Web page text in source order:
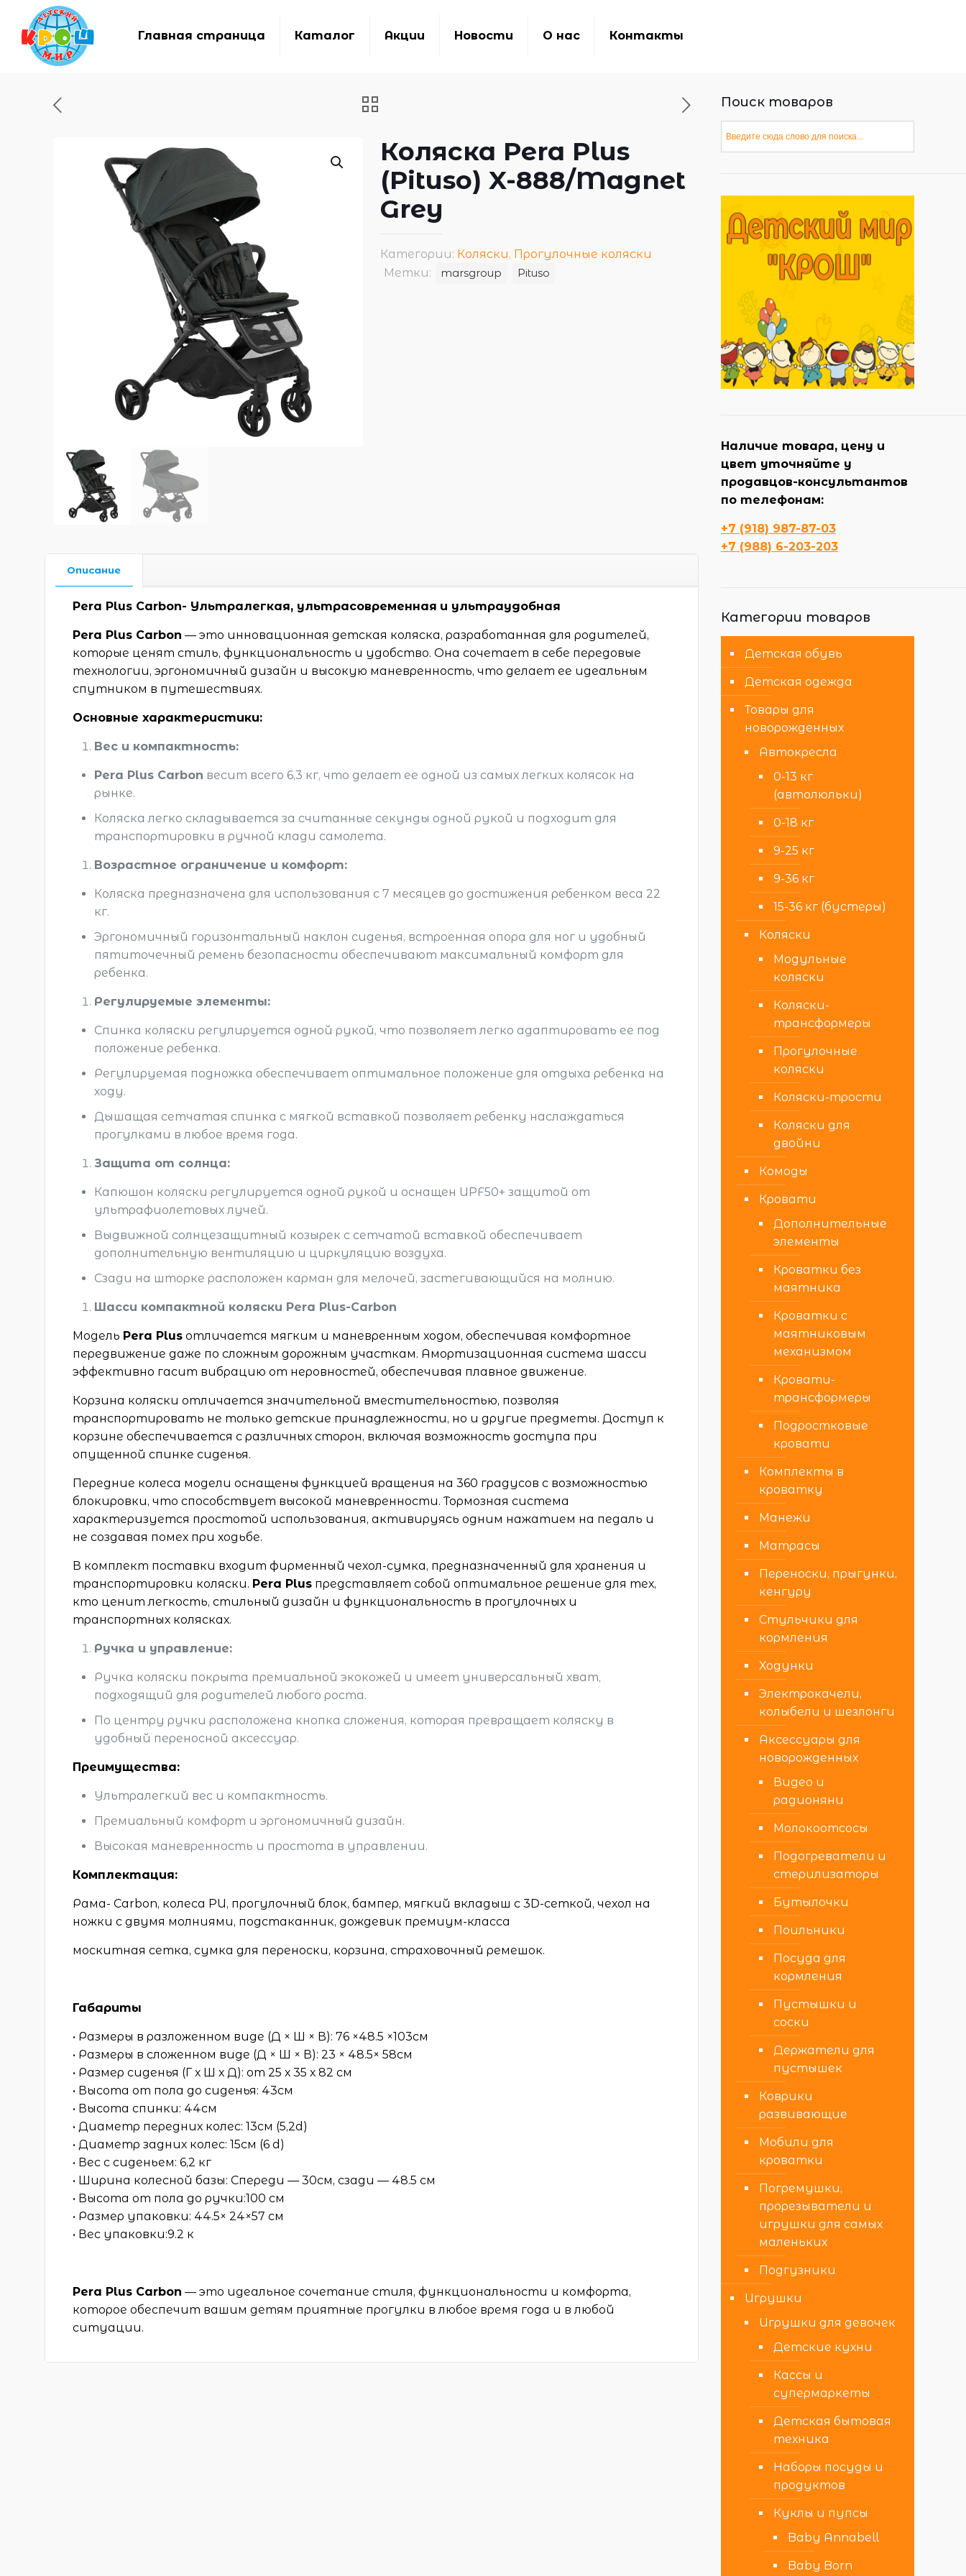
Главная страница Каталог Акции Новости О нас Контакты
Коляска Pera Plus
(Pituso) X-888/Magnet
Grey
Категории: Коляски, Прогулочные коляски
Метки:
marsgroup Pituso
Описание
Pera Plus Carbon- Ультралегкая, ультрасовременная и ультраудобная
Pera Plus Carbon — это инновационная детская коляска, разработанная для родителей,
которые ценят стиль, функциональность и удобство. Она сочетает в себе передовые
технологии, эргономичный дизайн и высокую маневренность, что делает ее идеальным
спутником в путешествиях.
Основные характеристики:
Вес и компактность:
Pera Plus Carbon весит всего 6,3 кг, что делает ее одной из самых легких колясок на
рынке.
Коляска легко складывается за считанные секунды одной рукой и подходит для
транспортировки в ручной клади самолета.
Возрастное ограничение и комфорт:
Коляска предназначена для использования с 7 месяцев до достижения ребенком веса 22
кг.
Эргономичный горизонтальный наклон сиденья, встроенная опора для ног и удобный
пятиточечный ремень безопасности обеспечивают максимальный комфорт для
ребенка.
Регулируемые элементы:
Спинка коляски регулируется одной рукой, что позволяет легко адаптировать ее под
положение ребенка.
Регулируемая подножка обеспечивает оптимальное положение для отдыха ребенка на
ходу.
Дышащая сетчатая спинка с мягкой вставкой позволяет ребенку наслаждаться
прогулками в любое время года.
Защита от солнца:
Капюшон коляски регулируется одной рукой и оснащен UPF50+ защитой от
ультрафиолетовых лучей.
Выдвижной солнцезащитный козырек с сетчатой вставкой обеспечивает
дополнительную вентиляцию и циркуляцию воздуха.
Сзади на шторке расположен карман для мелочей, застегивающийся на молнию.
Шасси компактной коляски Pera Plus-Carbon
Модель Pera Plus отличается мягким и маневренным ходом, обеспечивая комфортное
передвижение даже по сложным дорожным участкам. Амортизационная система шасси
эффективно гасит вибрацию от неровностей, обеспечивая плавное движение.
Корзина коляски отличается значительной вместительностью, позволяя
транспортировать не только детские принадлежности, но и другие предметы. Доступ к
корзине обеспечивается с различных сторон, включая возможность доступа при
опущенной спинке сиденья.
Передние колеса модели оснащены функцией вращения на 360 градусов с возможностью
блокировки, что способствует высокой маневренности. Тормозная система
характеризуется простотой использования, активируясь одним нажатием на педаль и
не создавая помех при ходьбе.
В комплект поставки входит фирменный чехол-сумка, предназначенный для хранения и
транспортировки коляски. Pera Plus представляет собой оптимальное решение для тех,
кто ценит легкость, стильный дизайн и функциональность в прогулочных и
транспортных колясках.
Ручка и управление:
Ручка коляски покрыта премиальной экокожей и имеет универсальный хват,
подходящий для родителей любого роста.
По центру ручки расположена кнопка сложения, которая превращает коляску в
удобный переносной аксессуар.
Преимущества:
Ультралегкий вес и компактность.
Премиальный комфорт и эргономичный дизайн.
Высокая маневренность и простота в управлении.
Комплектация:
Рама- Carbon, колеса PU, прогулочный блок, бампер, мягкий вкладыш с 3D-сеткой, чехол на
ножки с двумя молниями, подстаканник, дождевик премиум-класса
москитная сетка, сумка для переноски, корзина, страховочный ремешок.
Габариты
• Размеры в разложенном виде (Д × Ш × В): 76 ×48.5 ×103см
• Размеры в сложенном виде (Д × Ш × В): 23 × 48.5× 58см
• Размер сиденья (Г х Ш х Д): от 25 х 35 х 82 см
• Высота от пола до сиденья: 43см
• Высота спинки: 44см
• Диаметр передних колес: 13см (5,2d)
• Диаметр задних колес: 15см (6 d)
• Вес с сиденьем: 6,2 кг
• Ширина колесной базы: Спереди — 30см, сзади — 48.5 см
• Высота от пола до ручки:100 см
• Размер упаковки: 44.5× 24×57 см
• Вес упаковки:9.2 к
Pera Plus Carbon — это идеальное сочетание стиля, функциональности и комфорта,
которое обеспечит вашим детям приятные прогулки в любое время года и в любой
ситуации.
Поиск товаров
Наличие товара, цену и
цвет уточняйте у
продавцов-консультантов
по телефонам:
+7 (918) 987-87-03
+7 (988) 6-203-203
Категории товаров
Детская обувь
Детская одежда
Товары для
новорожденных
Автокресла
0-13 кг
(автолюльки)
0-18 кг
9-25 кг
9-36 кг
15-36 кг (бустеры)
Коляски
Модульные
коляски
Коляски-
трансформеры
Прогулочные
коляски
Коляски-трости
Коляски для
двойни
Комоды
Кровати
Дополнительные
элементы
Кроватки без
маятника
Кроватки с
маятниковым
механизмом
Кровати-
трансформеры
Подростковые
кровати
Комплекты в
кроватку
Манежи
Матрасы
Переноски, прыгунки,
кенгуру
Стульчики для
кормления
Ходунки
Электрокачели,
колыбели и шезлонги
Аксессуары для
новорожденных
Видео и
радионяни
Молокоотсосы
Подогреватели и
стерилизаторы
Бутылочки
Поильники
Посуда для
кормления
Пустышки и
соски
Держатели для
пустышек
Коврики
развивающие
Мобили для
кроватки
Погремушки,
прорезыватели и
игрушки для самых
маленьких
Подгузники
Игрушки
Игрушки для девочек
Детские кухни
Кассы и
супермаркеты
Детская бытовая
техника
Наборы посуды и
продуктов
Куклы и пупсы
Baby Annabell
Baby Born